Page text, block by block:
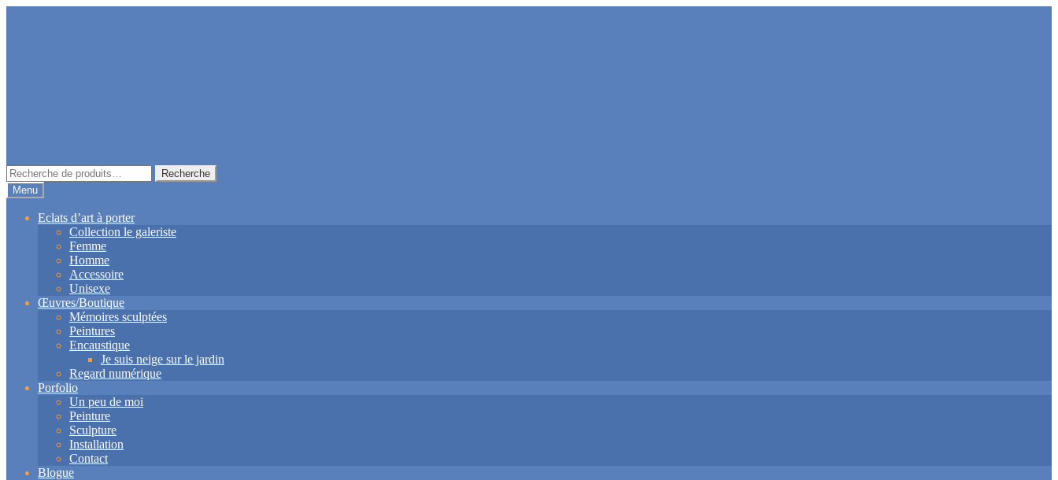
Recherche
pour :
Recherche
Menu
Eclats d’art à porter
Collection le galeriste
Femme
Homme
Accessoire
Unisexe
Œuvres/Boutique
Mémoires sculptées
Peintures
Encaustique
Je suis neige sur le jardin
Regard numérique
Porfolio
Un peu de moi
Peinture
Sculpture
Installation
Contact
Blogue